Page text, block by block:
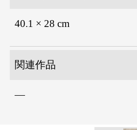
40.1 × 28 cm
関連作品
―